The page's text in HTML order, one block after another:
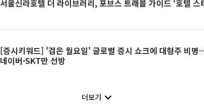
서울신라호텔 더 라이브러리, 포브스 트래블 가이드 ‘호텔 스
[증시키워드] '검은 월요일' 글로벌 증시 쇼크에 대형주 비
네이버·SKT만 선방
더보기